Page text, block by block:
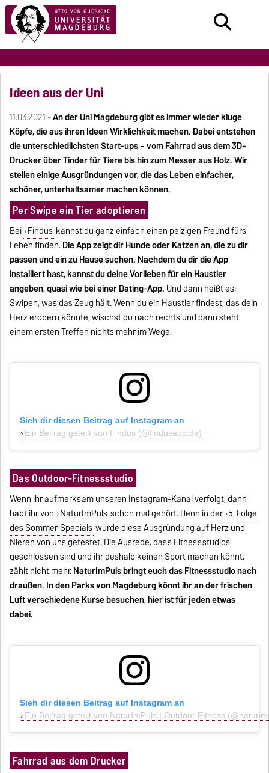
Ideen aus der Uni
11.03.2021 -An der Uni Magdeburg gibt es immer wieder kluge
Köpfe, die aus ihren Ideen Wirklichkeit machen. Dabei entstehen
die unterschiedlichsten Start-ups – vom Fahrrad aus dem 3D-
Drucker über Tinder für Tiere bis hin zum Messer aus Holz. Wir
stellen einige Ausgründungen vor, die das Leben einfacher,
schöner, unterhaltsamer machen können.
Per Swipe ein Tier adoptieren
Bei Findus kannst du ganz einfach einen pelzigen Freund fürs
Leben finden.Die App zeigt dir Hunde oder Katzen an, die zu dir
passen und ein zu Hause suchen. Nachdem du dir die App
installiert hast, kannst du deine Vorlieben für ein Haustier
angeben, quasi wie bei einer Dating-App. Und dann heißt es:
Swipen, was das Zeug hält. Wenn du ein Haustier findest, das dein
Herz erobern könnte, wischst du nach rechts und dann steht
einem ersten Treffen nichts mehr im Wege.
Sieh dir diesen Beitrag auf Instagram an
Ein Beitrag geteilt von Findus (@findusapp.de)
Das Outdoor-Fitnessstudio
Wenn ihr aufmerksam unseren Instagram-Kanal verfolgt, dann
habt ihr von NaturImPuls schon mal gehört. Denn in der 5. Folge
des Sommer-Specials wurde diese Ausgründung auf Herz und
Nieren von uns getestet. Die Ausrede, dass Fitnessstudios
geschlossen sind und ihr deshalb keinen Sport machen könnt,
zählt nicht mehr.NaturImPuls bringt euch das Fitnessstudio nach
draußen. In den Parks von Magdeburg könnt ihr an der frischen
Luft verschiedene Kurse besuchen, hier ist für jeden etwas
dabei.
Sieh dir diesen Beitrag auf Instagram an
Ein Beitrag geteilt von NaturImPuls | Outdoor Fitness
Fahrrad aus dem Drucker